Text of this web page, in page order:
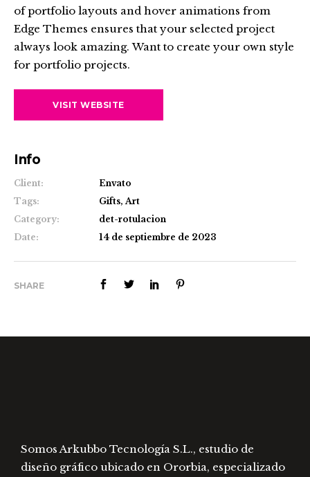
of portfolio layouts and hover animations from
Edge Themes ensures that your selected project
always look amazing. Want to create your own style
for portfolio projects.
VISIT WEBSITE
Info
Client:
Envato
Tags:
Gifts, Art
Category:
det-rotulacion
Date:
14 de septiembre de 2023
SHARE
Somos Arkubbo Tecnología S.L., estudio de
diseño gráfico ubicado en Ororbia, especializado